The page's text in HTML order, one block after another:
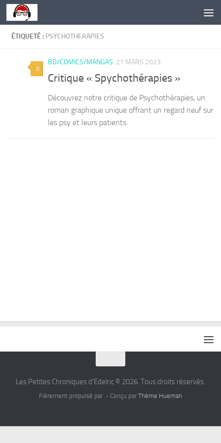
Skip to content
ÉTIQUETÉ : PSYCHOTHERAPIES
0
BD/COMICS/MANGAS 21 MARS 2023
Critique « Spychothérapies »
Découvrez notre critique de Psychothérapies, un
roman graphique unique offrant un regard neuf sur
les psy et leurs patients.
Les Petites Chroniques d'Edelric © 2026. Tous droits réservés.
Fièrement propulsé par - Conçu par Thème Hueman